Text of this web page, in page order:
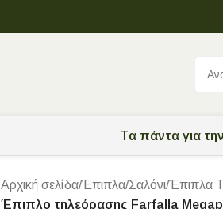
Tα πάντα για
Αρχική σελίδα/Έπιπλα/Σαλόνι/Έπιπλα
Έπιπλο τηλεόρασης Farfalla